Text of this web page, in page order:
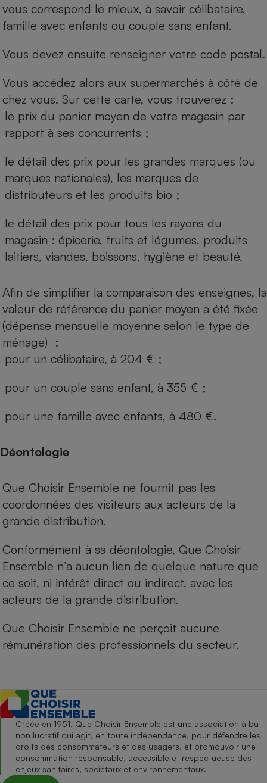
vous correspond le mieux, à savoir célibataire,
famille avec enfants ou couple sans enfant.
Vous devez ensuite renseigner votre code postal.
Vous accédez alors aux supermarchés à côté de
chez vous. Sur cette carte, vous trouverez :
le prix du panier moyen de votre magasin par
rapport à ses concurrents ;
le détail des prix pour les grandes marques (ou
marques nationales), les marques de
distributeurs et les produits bio ;
le détail des prix pour tous les rayons du
magasin : épicerie, fruits et légumes, produits
laitiers, viandes, boissons, hygiène et beauté.
Afin de simplifier la comparaison des enseignes, la
valeur de référence du panier moyen a été fixée
(dépense mensuelle moyenne selon le type de
ménage) :
pour un célibataire, à 204 € ;
pour un couple sans enfant, à 355 € ;
pour une famille avec enfants, à 480 €.
Déontologie
Que Choisir Ensemble ne fournit pas les
coordonnées des visiteurs aux acteurs de la
grande distribution.
Conformément à sa déontologie, Que Choisir
Ensemble n’a aucun lien de quelque nature que
ce soit, ni intérêt direct ou indirect, avec les
acteurs de la grande distribution.
Que Choisir Ensemble ne perçoit aucune
rémunération des professionnels du secteur.
Créée en 1951, Que Choisir Ensemble est une association à but
non lucratif qui agit, en toute indépendance, pour défendre les
droits des consommateurs et des usagers, et promouvoir une
consommation responsable, accessible et respectueuse des
enjeux sanitaires, sociétaux et environnementaux.